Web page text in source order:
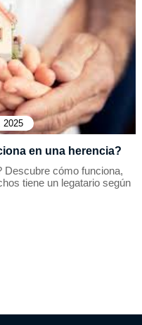
2025
en una herencia?
Descubre cómo funciona,
tiene un legatario según